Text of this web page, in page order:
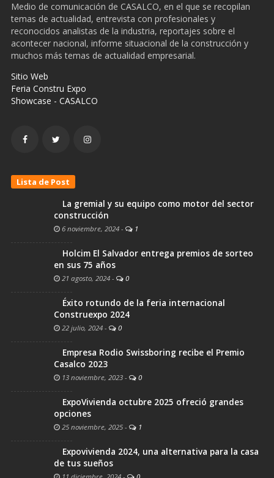
Medio de comunicación de CASALCO, en el que se recopilan
temas de actualidad, entrevista con profesionales y
reconocidos analistas de la industria, reportajes sobre el
acontecer nacional, informe situacional de la construcción y
muchos más temas de actualidad empresarial.
Sitio Web
Feria Constru Expo
Showcase - CASALCO
Lista de Post
La gremial y su equipo como motor del sector
construcción
6 noviembre, 2024 - 1
Holcim El Salvador entrega premios de sorteo
en sus 75 años
21 agosto, 2024 - 0
Éxito rotundo de la feria internacional
Construexpo 2024
22 julio, 2024 - 0
Empresa Rodio Swissboring recibe el Premio
Casalco 2023
13 noviembre, 2023 - 0
ExpoVivienda octubre 2025 ofreció grandes
opciones
25 noviembre, 2025 - 1
Expovivienda 2024, una alternativa para la casa
de tus sueños